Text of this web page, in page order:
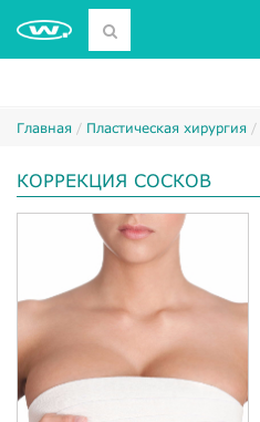
Главная Пластическая хирургия
КОРРЕКЦИЯ СОСКОВ